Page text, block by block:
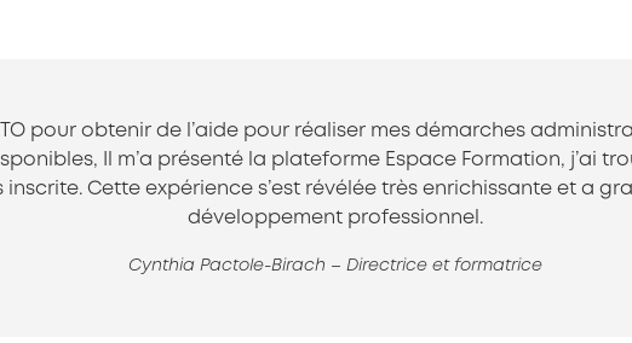
pour obtenir de l’aide pour réaliser mes démarches
Il m’a présenté la plateforme Espace Formation, j’ai
inscrite. Cette expérience s’est révélée très enrichissante et a
développement professionnel.
Cynthia Pactole-Birach – Directrice et formatrice